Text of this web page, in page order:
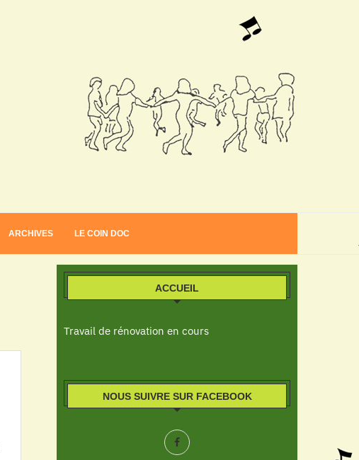
ARCHIVES LE COIN DOC
ACCUEIL
Travail de rénovation en cours
NOUS SUIVRE SUR FACEBOOK